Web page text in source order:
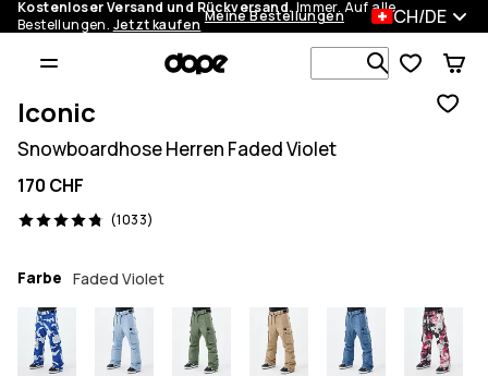
Kostenloser Versand und Rückversand.Immer. Auf alle
Bestellungen. Jetzt kaufen Meine Bestellungen CH/DE
Iconic
Snowboardhose Herren Faded Violet
170 CHF
(1033)
1033 Reviews, 4.8/5
Farbe Faded Violet